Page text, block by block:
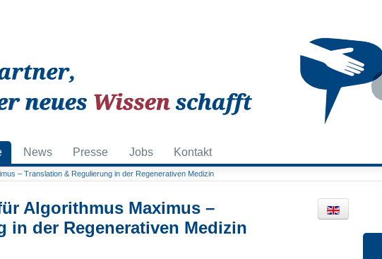
News Presse Jobs Kontakt
– Translation & Regulierung in der Regenerativen Medizin
Algorithmus Maximus –
in der Regenerativen Medizin